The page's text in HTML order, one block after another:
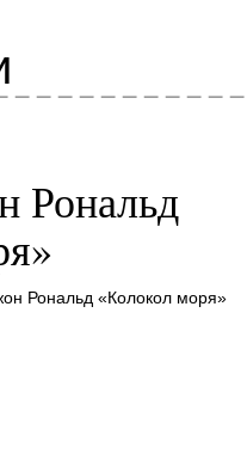
Рональд
Рональд «Колокол моря»